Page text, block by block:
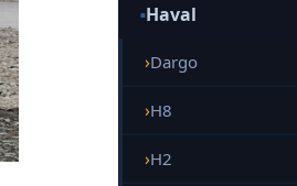
Haval
Dargo
H8
H2